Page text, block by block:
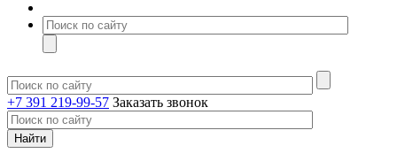
+7 391 219-99-57 Заказать звонок